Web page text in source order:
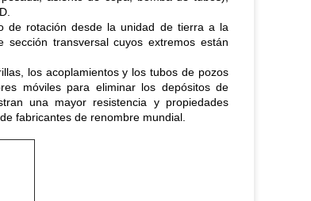
de rotación desde la unidad de tierra a la
transversal cuyos extremos están
los acoplamientos y los tubos de pozos
móviles para eliminar los depósitos de
una mayor resistencia y propiedades
fabricantes de renombre mundial.